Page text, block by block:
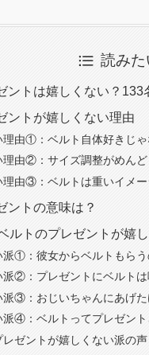
読み
ントは嬉しくない？133
ントが嬉しくない理由
理由①：ベルト自体好きじ
理由②：サイズ調整がめん
理由③：ベルトは重いイメー
ントの意味は？
ルトのプレゼントが嬉
派①：彼女からベルトもら
派②：プレゼントにベルト
派③：おじいちゃんにあげ
派④：ベルトってプレゼン
レゼントが嬉しくない派の